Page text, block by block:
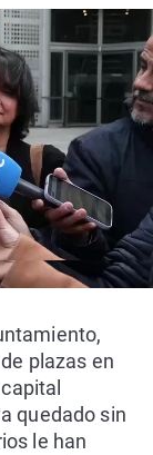
plazas en
quedado sin
le han